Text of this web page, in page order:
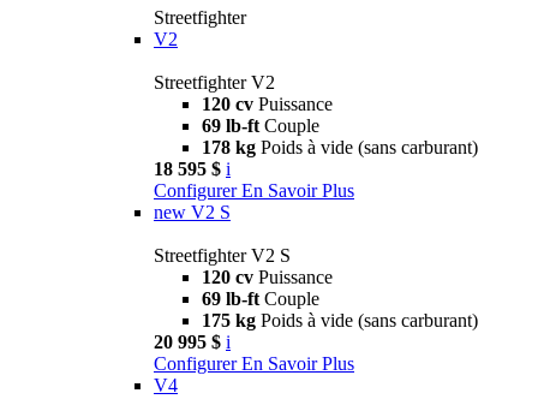
Streetfighter
V2
Streetfighter V2
120 cv Puissance
69 lb-ft Couple
178 kg Poids à vide (sans carburant)
18 595 $ i
Configurer En Savoir Plus
new V2 S
Streetfighter V2 S
120 cv Puissance
69 lb-ft Couple
175 kg Poids à vide (sans carburant)
20 995 $ i
Configurer En Savoir Plus
V4